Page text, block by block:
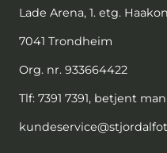
Lade Arena, 1. etg.
7041 Trondheim
Org. nr. 933664422
Tlf: 7391 7391, betjent